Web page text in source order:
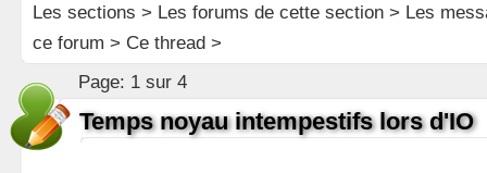
Les sections > Les forums de cette section> Les
ce forum > Ce thread >
Page: 1 sur 4
Temps noyau intempestifs lors d'IO